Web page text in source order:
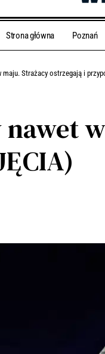
Strona główna Poznań
maju. Strażacy ostrzegają i